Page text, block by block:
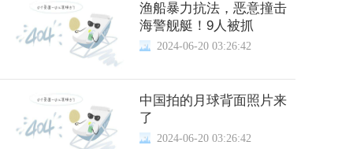
渔船暴力抗法，恶意撞击
海警舰艇！9人被抓
2024-06-20 03:26:42
中国拍的月球背面照片来
了
2024-06-20 03:26:42